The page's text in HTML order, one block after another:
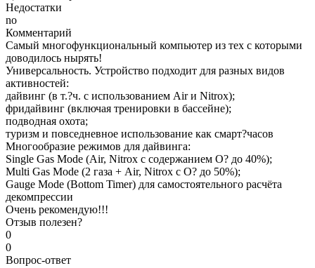
Недостатки
no
Комментарий
Самый многофункциональный компьютер из тех с которыми
доводилось нырять!
Универсальность. Устройство подходит для разных видов
активностей:
дайвинг (в т.?ч. с использованием Air и Nitrox);
фридайвинг (включая тренировки в бассейне);
подводная охота;
туризм и повседневное использование как смарт?часов
Многообразие режимов для дайвинга:
Single Gas Mode (Air, Nitrox с содержанием O? до 40%);
Multi Gas Mode (2 газа + Air, Nitrox с O? до 50%);
Gauge Mode (Bottom Timer) для самостоятельного расчёта
декомпрессии
Очень рекомендую!!!
Отзыв полезен?
0
0
Вопрос-ответ